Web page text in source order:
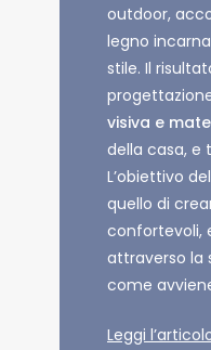
outdoor,
legno
stile. Il
visiva e
della casa, e
L’obiettivo
quello di
confortevoli,
attraverso la
come
Leggi